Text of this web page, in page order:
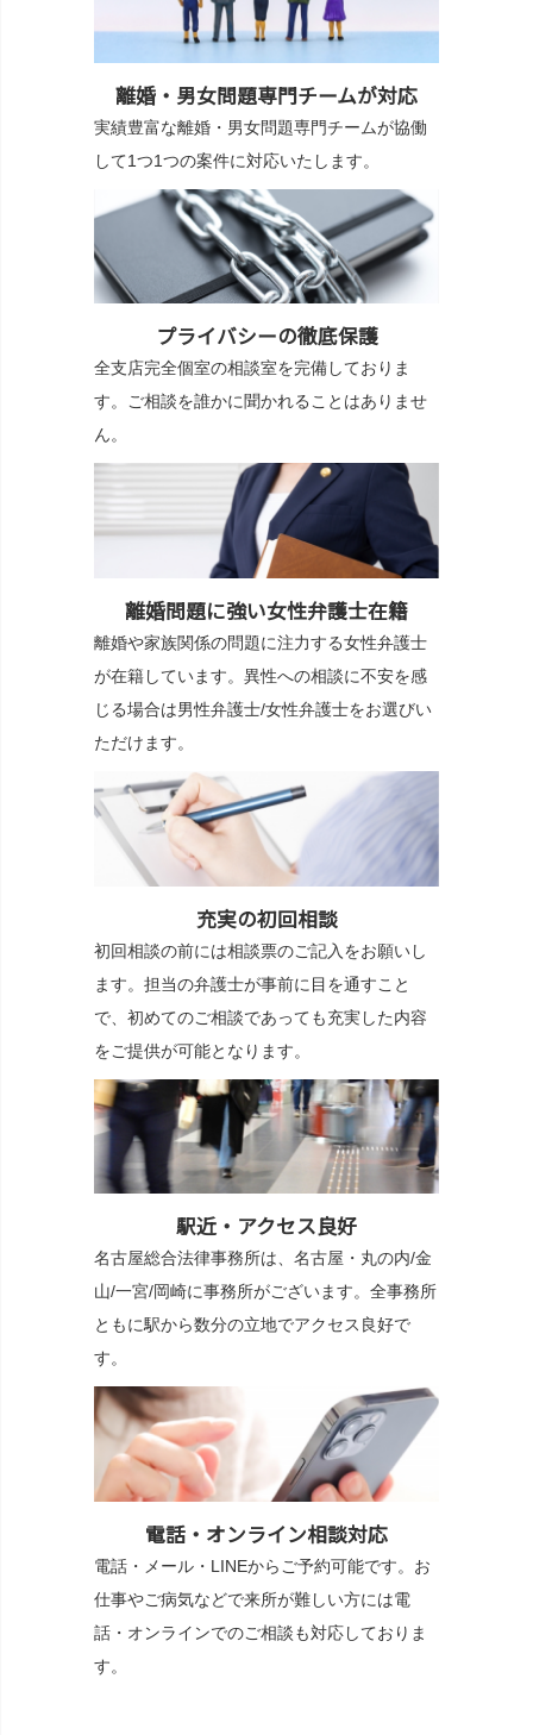
離婚・男女問題専門チームが対応
実績豊富な離婚・男女問題専門チームが協働
して1つ1つの案件に対応いたします。
プライバシーの徹底保護
全支店完全個室の相談室を完備しておりま
す。ご相談を誰かに聞かれることはありませ
ん。
離婚問題に強い女性弁護士在籍
離婚や家族関係の問題に注力する女性弁護士
が在籍しています。異性への相談に不安を感
じる場合は男性弁護士/女性弁護士をお選びい
ただけます。
充実の初回相談
初回相談の前には相談票のご記入をお願いし
ます。担当の弁護士が事前に目を通すこと
で、初めてのご相談であっても充実した内容
をご提供が可能となります。
駅近・アクセス良好
名古屋総合法律事務所は、名古屋・丸の内/金
山/一宮/岡崎に事務所がございます。全事務所
ともに駅から数分の立地でアクセス良好で
す。
電話・オンライン相談対応
電話・メール・LINEからご予約可能です。お
仕事やご病気などで来所が難しい方には電
話・オンラインでのご相談も対応しておりま
す。